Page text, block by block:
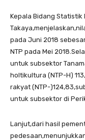
Kepala Bidang Statistik
pada Juni 2018
NTP pada Mei
untuk subsektor
holtikultura (NTP-H)
rakyat (NTP-
untuk subsektor di
Lanjut,dari hasil